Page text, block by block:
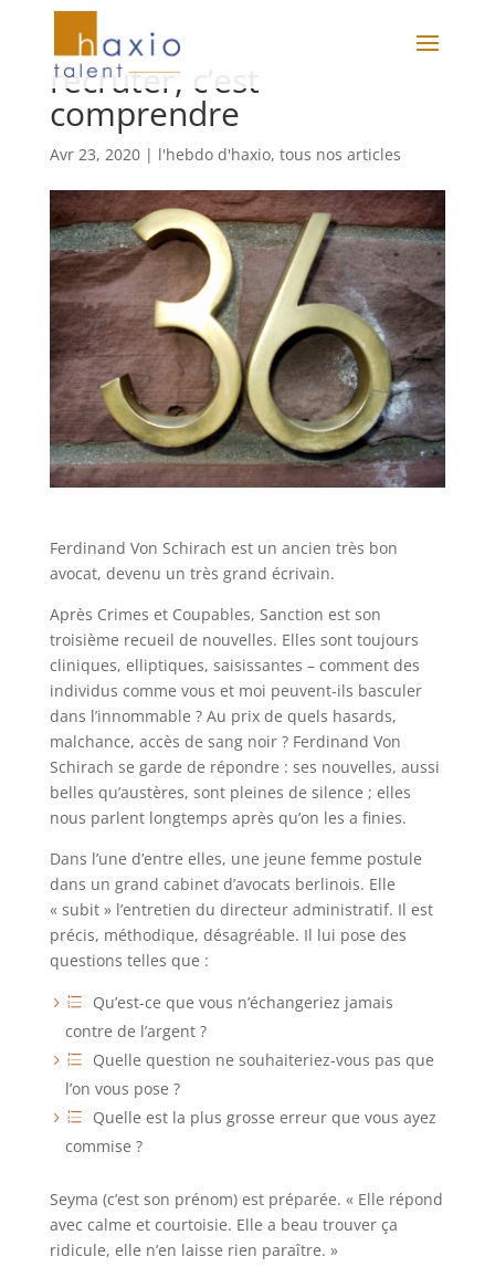
recruter, c’est
comprendre
Avr 23, 2020| l'hebdo d'haxio, tous nos articles
Ferdinand Von Schirach est un ancien très bon
avocat, devenu un très grand écrivain.
Après Crimes et Coupables, Sanction est son
troisième recueil de nouvelles. Elles sont toujours
cliniques, elliptiques, saisissantes – comment des
individus comme vous et moi peuvent-ils basculer
dans l’innommable ? Au prix de quels hasards,
malchance, accès de sang noir ? Ferdinand Von
Schirach se garde de répondre : ses nouvelles, aussi
belles qu’austères, sont pleines de silence ; elles
nous parlent longtemps après qu’on les a finies.
Dans l’une d’entre elles, une jeune femme postule
dans un grand cabinet d’avocats berlinois. Elle
« subit » l’entretien du directeur administratif. Il est
précis, méthodique, désagréable. Il lui pose des
questions telles que :
Qu’est-ce que vous n’échangeriez jamais
contre de l’argent ?
Quelle question ne souhaiteriez-vous pas que
l’on vous pose ?
Quelle est la plus grosse erreur que vous ayez
commise ?
Seyma (c’est son prénom) est préparée. « Elle répond
avec calme et courtoisie. Elle a beau trouver ça
ridicule, elle n’en laisse rien paraître. »